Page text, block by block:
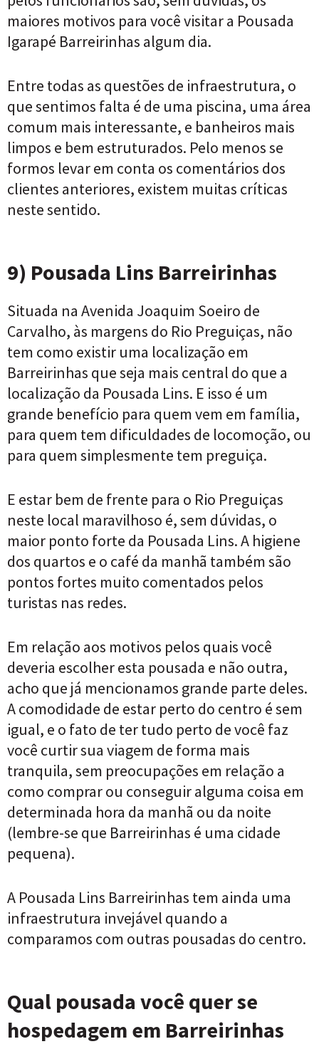
maiores motivos para você visitar a Pousada
Igarapé Barreirinhas algum dia.
Entre todas as questões de infraestrutura, o
que sentimos falta é de uma piscina, uma área
comum mais interessante, e banheiros mais
limpos e bem estruturados. Pelo menos se
formos levar em conta os comentários dos
clientes anteriores, existem muitas críticas
neste sentido.
9) Pousada Lins Barreirinhas
Situada na Avenida Joaquim Soeiro de
Carvalho, às margens do Rio Preguiças, não
tem como existir uma localização em
Barreirinhas que seja mais central do que a
localização da Pousada Lins. E isso é um
grande benefício para quem vem em família,
para quem tem dificuldades de locomoção, ou
para quem simplesmente tem preguiça.
E estar bem de frente para o Rio Preguiças
neste local maravilhoso é, sem dúvidas, o
maior ponto forte da Pousada Lins. A higiene
dos quartos e o café da manhã também são
pontos fortes muito comentados pelos
turistas nas redes.
Em relação aos motivos pelos quais você
deveria escolher esta pousada e não outra,
acho que já mencionamos grande parte deles.
A comodidade de estar perto do centro é sem
igual, e o fato de ter tudo perto de você faz
você curtir sua viagem de forma mais
tranquila, sem preocupações em relação a
como comprar ou conseguir alguma coisa em
determinada hora da manhã ou da noite
(lembre-se que Barreirinhas é uma cidade
pequena).
A Pousada Lins Barreirinhas tem ainda uma
infraestrutura invejável quando a
comparamos com outras pousadas do centro.
Qual pousada você quer se
hospedagem em Barreirinhas